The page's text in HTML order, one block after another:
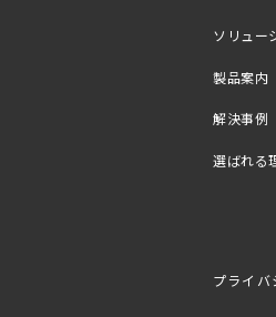
ソリュー
製品案内
解決事例
選ばれる
プライバ